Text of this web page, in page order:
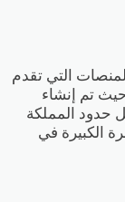
التي تقدم
تم إنشاء
وكان ذلك داخل حدود المملكة
الكبيرة في